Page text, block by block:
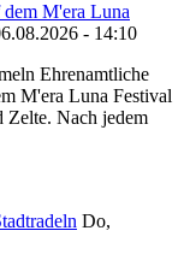
M'era Luna
- 14:10
Ehrenamtliche
M'era Luna Festival
Zelte. Nach jedem
Do,